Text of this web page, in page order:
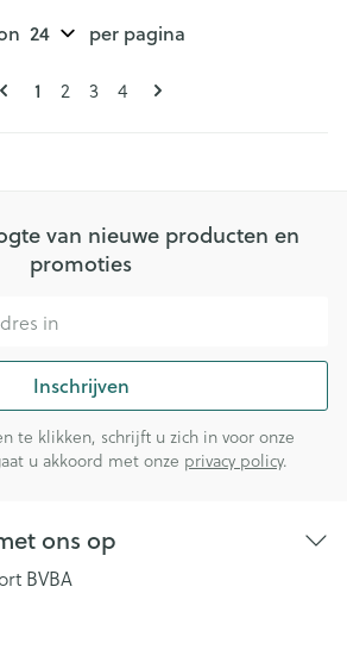
Pagina's
U lees momenteel pagina
1 Pagina
2 Pagina
3 Pagina
4
per pagina
van nieuwe producten en
promoties
Inschrijven
te klikken, schrijft u zich in voor onze
u akkoord met onze privacy policy.
ons op
BVBA